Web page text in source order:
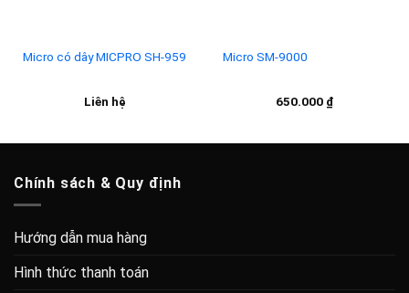
Micro có dây MICPRO SH-959
Liên hệ
Micro SM-9000
650.000 ₫
Chính sách & Quy định
Hướng dẫn mua hàng
Hình thức thanh toán